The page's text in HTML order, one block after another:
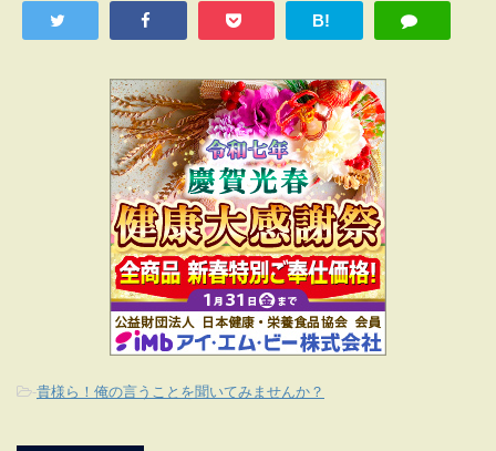
B!
-貴様ら！俺の言うことを聞いてみませんか？